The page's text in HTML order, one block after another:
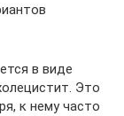
в виде
Это
к нему часто